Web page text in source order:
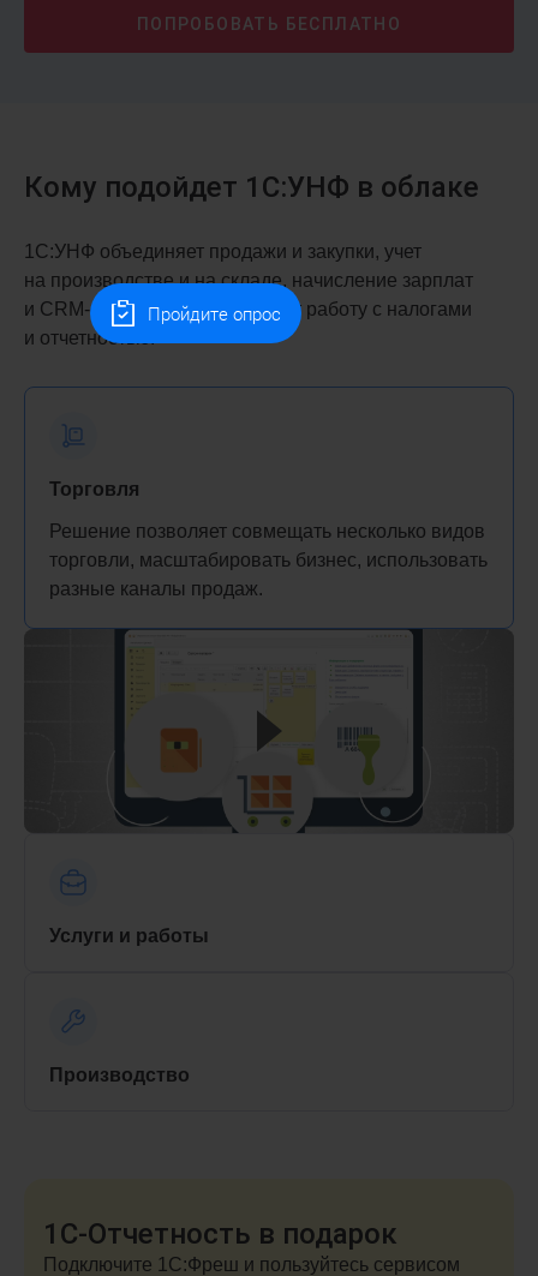
ПОПРОБОВАТЬ БЕСПЛАТНО
Кому подойдет 1С:УНФ в облаке
1С:УНФ объединяет продажи и закупки, учет
на производстве и на складе, начисление зарплат
и CRM-систему. Поддерживает работу с налогами
и отчетностью.
Торговля
Решение позволяет совмещать несколько видов
торговли, масштабировать бизнес, использовать
разные каналы продаж.
Услуги и работы
Производство
1С-Отчетность в подарок
Подключите 1С:Фреш и пользуйтесь сервисом
Пройдите опрос